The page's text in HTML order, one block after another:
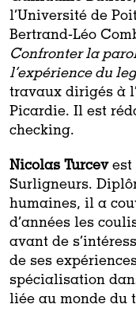
l’Université de
Bertrand-Léo
Confronter la
l’expérience du
travaux dirigés à
Picardie. Il est
checking.
Nicolas Turcevest
Surligneurs.
humaines, il a
d’années les
avant de
de ses
spécialisation
liée au monde du